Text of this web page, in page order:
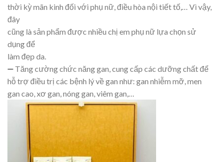
thời kỳ mãn kinh đối với phụ nữ, điều hòa nội tiết tố,… Vì vậy,
đây
cũng là sản phẩm được nhiều chị em phụ nữ lựa chọn sử
dụng để
làm đẹp da.
➖ Tăng cường chức năng gan, cung cấp các dưỡng chất để
hỗ trợ điều trị các bệnh lý về gan như: gan nhiễm mỡ, men
gan cao, xơ gan, nóng gan, viêm gan,…